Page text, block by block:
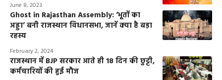
June 8, 2023
Ghost in Rajasthan Assembly: ‘भूतों का
अड्डा’ बनी राजस्थान विधानसभा, जानें क्या है बड़ा
रहस्य
February 2, 2024
राजस्थान में BJP सरकार आते ही 18 दिन की छुट्टी,
कर्मचारियों की हुई मौज